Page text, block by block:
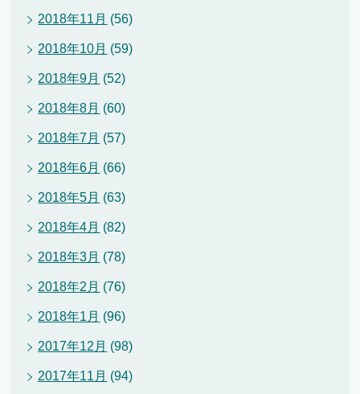
2018年11月 (56)
2018年10月 (59)
2018年9月 (52)
2018年8月 (60)
2018年7月 (57)
2018年6月 (66)
2018年5月 (63)
2018年4月 (82)
2018年3月 (78)
2018年2月 (76)
2018年1月 (96)
2017年12月 (98)
2017年11月 (94)